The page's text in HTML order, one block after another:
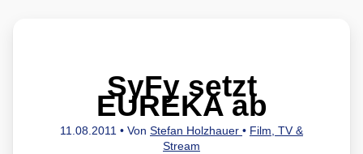
SyFy setzt
EUREKA ab
11.08.2011 • Von Stefan Holzhauer • Film, TV &
Stream